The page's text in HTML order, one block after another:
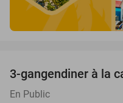
3-gangendiner à la
En Public